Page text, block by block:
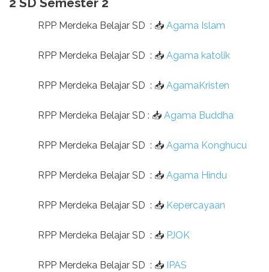
RPP Merdeka Belajar SD : 📥 Agama Islam
RPP Merdeka Belajar SD : 📥 Agama katolik
RPP Merdeka Belajar SD : 📥 AgamaKristen
RPP Merdeka Belajar SD : 📥 Agama Buddha
RPP Merdeka Belajar SD : 📥 Agama Konghucu
RPP Merdeka Belajar SD : 📥 Agama Hindu
RPP Merdeka Belajar SD : 📥 Kepercayaan
RPP Merdeka Belajar SD : 📥 PJOK
RPP Merdeka Belajar SD : 📥 IPAS